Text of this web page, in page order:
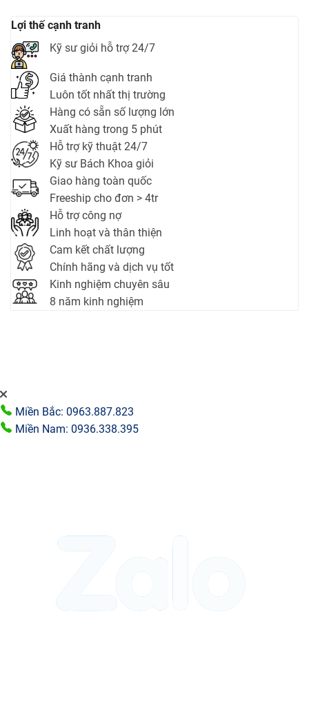
Lợi thế cạnh tranh
Kỹ sư giỏi hỗ trợ 24/7
Giá thành cạnh tranh
Luôn tốt nhất thị trường
Hàng có sẵn số lượng lớn
Xuất hàng trong 5 phút
Hỗ trợ kỹ thuật 24/7
Kỹ sư Bách Khoa giỏi
Giao hàng toàn quốc
Freeship cho đơn > 4tr
Hỗ trợ công nợ
Linh hoạt và thân thiện
Cam kết chất lượng
Chính hãng và dịch vụ tốt
Kinh nghiệm chuyên sâu
8 năm kinh nghiệm
Miền Bắc: 0963.887.823
Miền Nam: 0936.338.395